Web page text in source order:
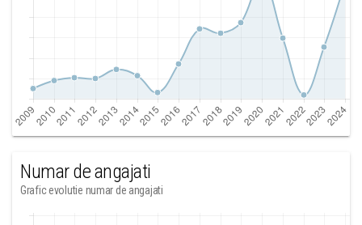
Numar de angajati
Grafic evolutie numar de angajati